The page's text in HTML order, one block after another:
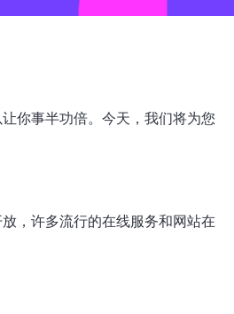
你事半功倍。今天，我们将为您
，许多流行的在线服务和网站在